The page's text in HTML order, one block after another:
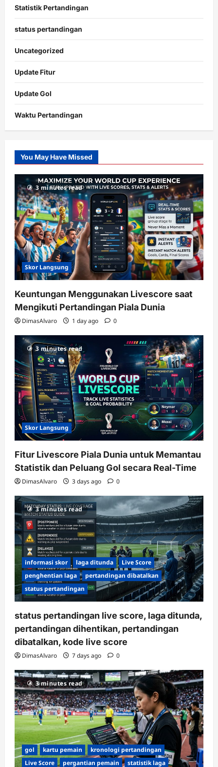
Statistik Pertandingan
status pertandingan
Uncategorized
Update Fitur
Update Gol
Waktu Pertandingan
Slot
Gacor
RTP
terupdate
You May Have Missed
3 minutes read
Skor Langsung
Keuntungan Menggunakan Livescore saat
Mengikuti Pertandingan Piala Dunia
DimasAlvaro 1 day ago 0
3 minutes read
Skor Langsung
Fitur Livescore Piala Dunia untuk Memantau
Statistik dan Peluang Gol secara Real-Time
DimasAlvaro 3 days ago 0
3 minutes read
informasi skor laga ditunda
Live Score
penghentian laga
pertandingan dibatalkan
status pertandingan
status pertandingan live score, laga ditunda,
pertandingan dihentikan, pertandingan
dibatalkan, kode live score
DimasAlvaro 7 days ago 0
3 minutes read
gol kartu pemain
kronologi pertandingan
Live Score
pergantian pemain statistik laga